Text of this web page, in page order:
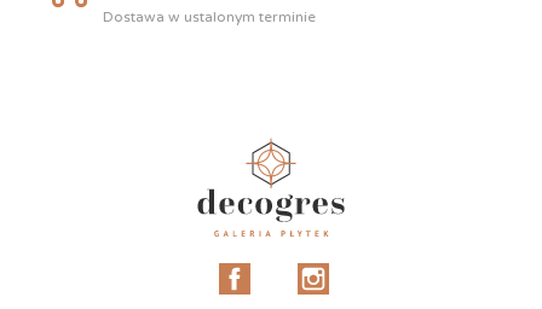
Dostawa w ustalonym terminie
Facebook